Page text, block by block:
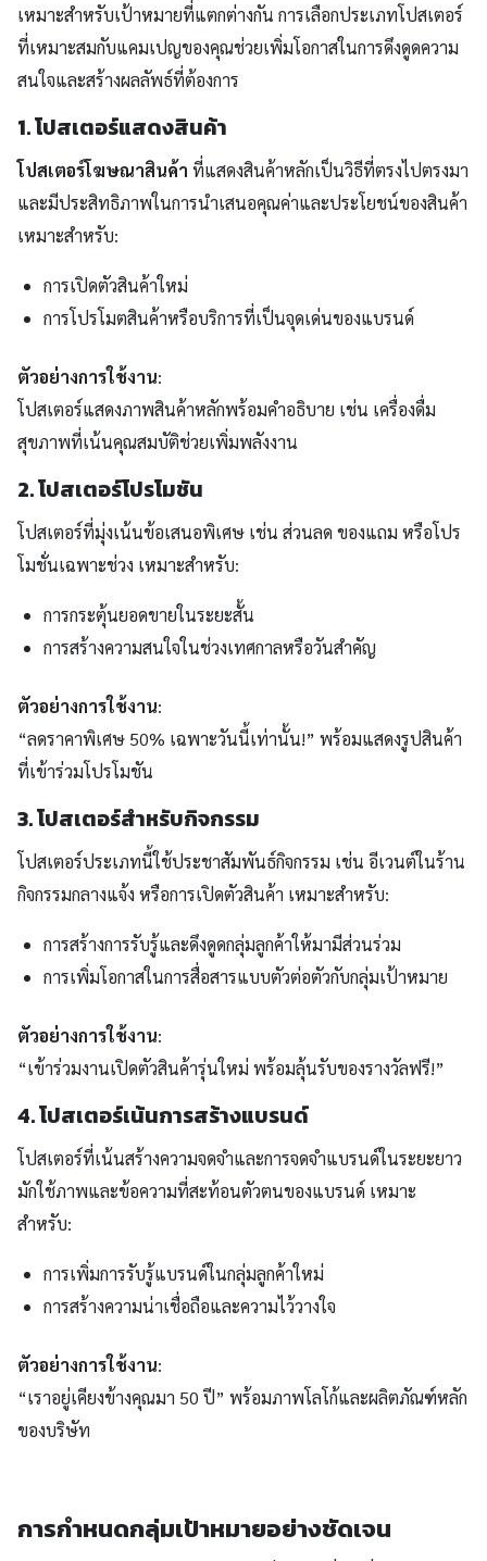
เหมาะสำหรับเป้าหมายที่แตกต่างกัน การเลือกประเภทโปสเตอร์
ที่เหมาะสมกับแคมเปญของคุณช่วยเพิ่มโอกาสในการดึงดูดความ
สนใจและสร้างผลลัพธ์ที่ต้องการ
1. โปสเตอร์แสดงสินค้า
โปสเตอร์โฆษณาสินค้า ที่แสดงสินค้าหลักเป็นวิธีที่ตรงไปตรงมา
และมีประสิทธิภาพในการนำเสนอคุณค่าและประโยชน์ของสินค้า
เหมาะสำหรับ:
การเปิดตัวสินค้าใหม่
การโปรโมตสินค้าหรือบริการที่เป็นจุดเด่นของแบรนด์
ตัวอย่างการใช้งาน:
โปสเตอร์แสดงภาพสินค้าหลักพร้อมคำอธิบาย เช่น เครื่องดื่ม
สุขภาพที่เน้นคุณสมบัติช่วยเพิ่มพลังงาน
2. โปสเตอร์โปรโมชัน
โปสเตอร์ที่มุ่งเน้นข้อเสนอพิเศษ เช่น ส่วนลด ของแถม หรือโปร
โมชั่นเฉพาะช่วง เหมาะสำหรับ:
การกระตุ้นยอดขายในระยะสั้น
การสร้างความสนใจในช่วงเทศกาลหรือวันสำคัญ
ตัวอย่างการใช้งาน:
“ลดราคาพิเศษ 50% เฉพาะวันนี้เท่านั้น!” พร้อมแสดงรูปสินค้า
ที่เข้าร่วมโปรโมชัน
3. โปสเตอร์สำหรับกิจกรรม
โปสเตอร์ประเภทนี้ใช้ประชาสัมพันธ์กิจกรรม เช่น อีเวนต์ในร้าน
กิจกรรมกลางแจ้ง หรือการเปิดตัวสินค้า เหมาะสำหรับ:
การสร้างการรับรู้และดึงดูดกลุ่มลูกค้าให้มามีส่วนร่วม
การเพิ่มโอกาสในการสื่อสารแบบตัวต่อตัวกับกลุ่มเป้าหมาย
ตัวอย่างการใช้งาน:
“เข้าร่วมงานเปิดตัวสินค้ารุ่นใหม่ พร้อมลุ้นรับของรางวัลฟรี!”
4. โปสเตอร์เน้นการสร้างแบรนด์
โปสเตอร์ที่เน้นสร้างความจดจำและการจดจำแบรนด์ในระยะยาว
มักใช้ภาพและข้อความที่สะท้อนตัวตนของแบรนด์ เหมาะ
สำหรับ:
การเพิ่มการรับรู้แบรนด์ในกลุ่มลูกค้าใหม่
การสร้างความน่าเชื่อถือและความไว้วางใจ
ตัวอย่างการใช้งาน:
“เราอยู่เคียงข้างคุณมา 50 ปี” พร้อมภาพโลโก้และผลิตภัณฑ์หลัก
ของบริษัท
การกำหนดกลุ่มเป้าหมายอย่างชัดเจน